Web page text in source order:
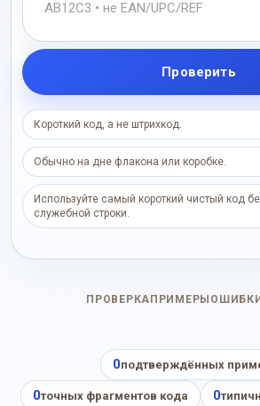
Проверить
Короткий код, а не штрихкод.
Обычно на дне флакона или коробке.
Используйте самый короткий чистый код
служебной строки.
ПРОВЕРКА ПРИМЕРЫ ОШИБКИ
0подтверждённых
0точных фрагментов кода 0